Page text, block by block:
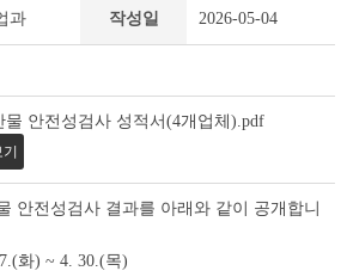
과 작성일 2026-05-04
물 안전성검사 성적서(4개업체).pdf
기
안전성검사 결과를 아래와 같이 공개합니
화) ~ 4. 30.(목)